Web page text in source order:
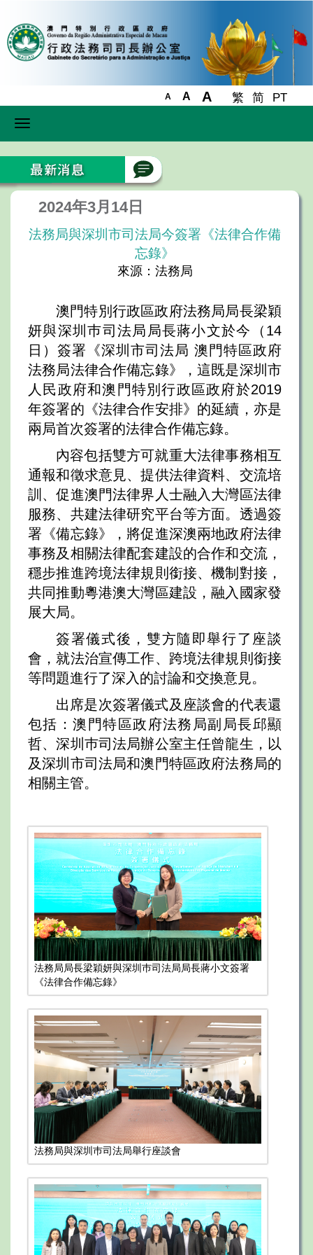
A A A 繁 简 PT
Toggle
2024年3月14日
法務局與深圳市司法局今簽署《法律合作備
忘錄》
來源：法務局
澳門特別行政區政府法務局局長梁穎
妍與深圳巿司法局局長蔣小文於今（14
日）簽署《深圳市司法局 澳門特區政府
法務局法律合作備忘錄》，這既是深圳市
人民政府和澳門特別行政區政府於2019
年簽署的《法律合作安排》的延續，亦是
兩局首次簽署的法律合作備忘錄。
內容包括雙方可就重大法律事務相互
通報和徵求意見、提供法律資料、交流培
訓、促進澳門法律界人士融入大灣區法律
服務、共建法律研究平台等方面。透過簽
署《備忘錄》，將促進深澳兩地政府法律
事務及相關法律配套建設的合作和交流，
穩步推進跨境法律規則銜接、機制對接，
共同推動粵港澳大灣區建設，融入國家發
展大局。
簽署儀式後，雙方隨即舉行了座談
會，就法治宣傳工作、跨境法律規則銜接
等問題進行了深入的討論和交換意見。
出席是次簽署儀式及座談會的代表還
包括：澳門特區政府法務局副局長邱顯
哲、深圳巿司法局辦公室主任曾龍生，以
及深圳市司法局和澳門特區政府法務局的
相關主管。
法務局局長梁穎妍與深圳巿司法局局長蔣小文簽署
《法律合作備忘錄》
法務局與深圳巿司法局舉行座談會